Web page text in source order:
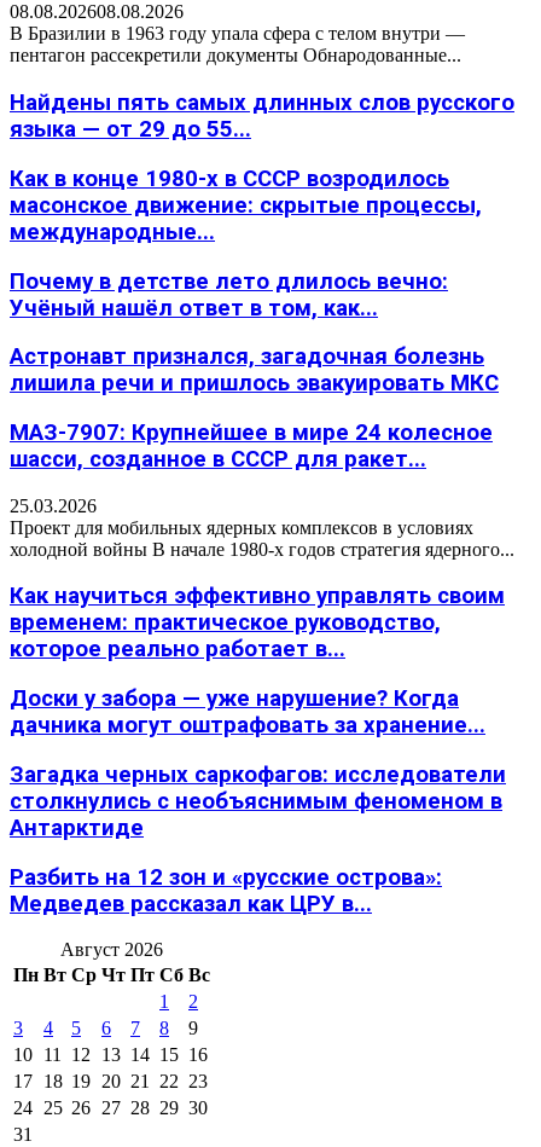
08.08.202608.08.2026
В Бразилии в 1963 году упала сфера с телом внутри —
пентагон рассекретили документы Обнародованные...
Найдены пять самых длинных слов русского
языка — от 29 до 55...
Как в конце 1980-х в СССР возродилось
масонское движение: скрытые процессы,
международные...
Почему в детстве лето длилось вечно:
Учёный нашёл ответ в том, как...
Астронавт признался, загадочная болезнь
лишила речи и пришлось эвакуировать МКС
МАЗ-7907: Крупнейшее в мире 24 колесное
шасси, созданное в СССР для ракет...
25.03.2026
Проект для мобильных ядерных комплексов в условиях
холодной войны В начале 1980-х годов стратегия ядерного...
Как научиться эффективно управлять своим
временем: практическое руководство,
которое реально работает в...
Доски у забора — уже нарушение? Когда
дачника могут оштрафовать за хранение...
Загадка черных саркофагов: исследователи
столкнулись с необъяснимым феноменом в
Антарктиде
Разбить на 12 зон и «русские острова»:
Медведев рассказал как ЦРУ в...
Август 2026
Пн Вт Ср Чт Пт Сб Вс
1
2
3
4 5 6 7 8
9
10 11 12 13 14 15 16
17 18 19 20 21 22 23
24 25 26 27 28 29 30
31